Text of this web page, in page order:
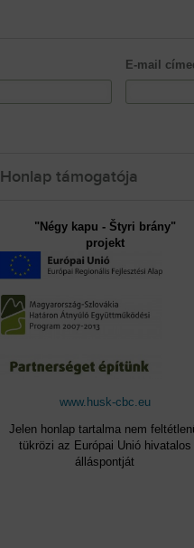
E-mail
Honlap támogatója
"Négy kapu - Štyri brány"
projekt
www.husk-cbc.eu
Jelen honlap tartalma nem
tükrözi az Európai Unió hivatalos
álláspontját